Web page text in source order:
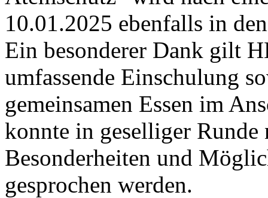
10.01.2025 ebenfalls in
Ein besonderer Dank gilt
umfassende Einschulung
gemeinsamen Essen im
konnte in geselliger Runde
Besonderheiten und
gesprochen werden.